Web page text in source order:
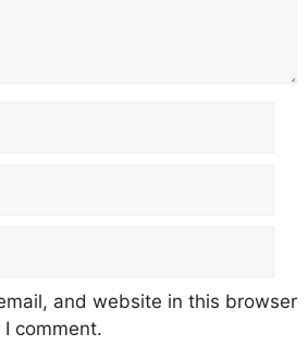
and website in this browser
comment.